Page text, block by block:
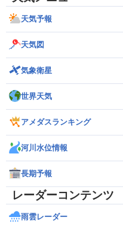
天気予報
天気図
気象衛星
世界天気
アメダスランキング
河川水位情報
長期予報
レーダーコンテンツ
雨雲レーダー